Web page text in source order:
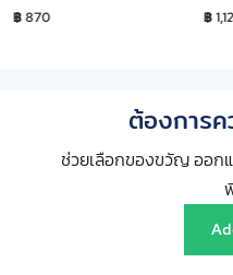
฿ 870 ฿
ต้องการค
ช่วยเลือกของขวัญ ออก